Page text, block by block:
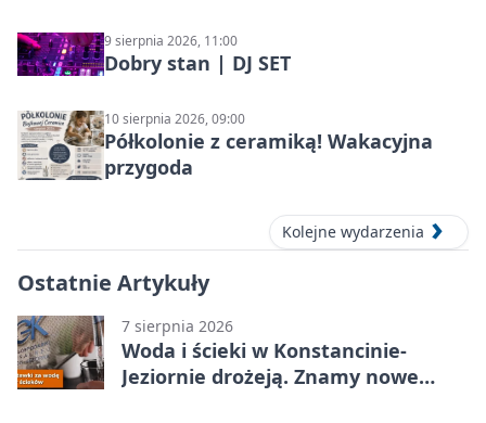
9 sierpnia 2026, 11:00
Dobry stan | DJ SET
10 sierpnia 2026, 09:00
Półkolonie z ceramiką! Wakacyjna
przygoda
Kolejne wydarzenia
Ostatnie Artykuły
7 sierpnia 2026
Woda i ścieki w Konstancinie-
Jeziornie drożeją. Znamy nowe